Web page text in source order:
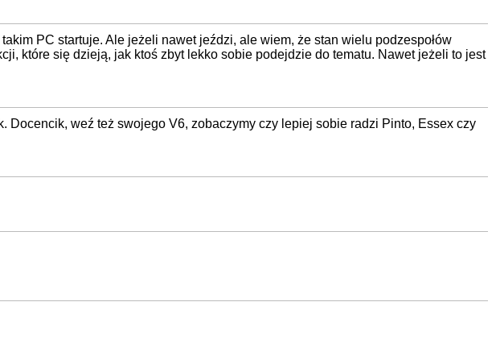
PC startuje. Ale jeżeli nawet jeździ, ale wiem, że stan wielu podzespołów
które się dzieją, jak ktoś zbyt lekko sobie podejdzie do tematu. Nawet jeżeli to jest
weź też swojego V6, zobaczymy czy lepiej sobie radzi Pinto, Essex czy